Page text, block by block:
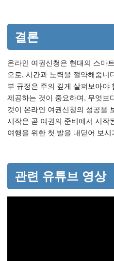
결론
온라인 여권신청은 현대의 스마
으로, 시간과 노력을 절약해줍니
부 규정은 주의 깊게 살펴보아야
제공하는 것이 중요하며, 무엇보
것이 온라인 여권신청의 성공을
시작은 곧 여권의 준비에서 시작
여행을 위한 첫 발을 내딛어 보시
관련 유튜브 영상